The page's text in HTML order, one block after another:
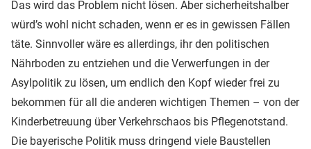
Das wird das Problem nicht lösen. Aber sicherheitshalber
würd’s wohl nicht schaden, wenn er es in gewissen Fällen
täte. Sinnvoller wäre es allerdings, ihr den politischen
Nährboden zu entziehen und die Verwerfungen in der
Asylpolitik zu lösen, um endlich den Kopf wieder frei zu
bekommen für all die anderen wichtigen Themen – von der
Kinderbetreuung über Verkehrschaos bis Pflegenotstand.
Die bayerische Politik muss dringend viele Baustellen